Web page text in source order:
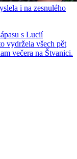
i na zesnulého
s Lucií
vydržela všech pět
večera na Štvanici.